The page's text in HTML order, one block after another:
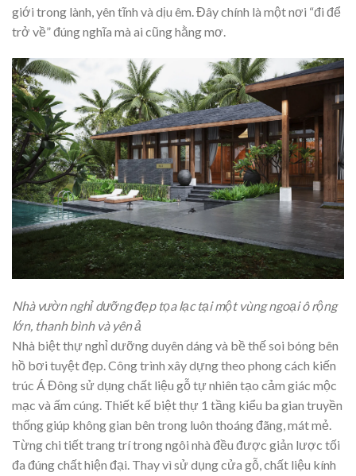
giới trong lành, yên tĩnh và dịu êm. Đây chính là một nơi “đi để
trở về” đúng nghĩa mà ai cũng hằng mơ.
Nhà vườn nghỉ dưỡng đẹp tọa lạc tại một vùng ngoại ô rộng
lớn, thanh bình và yên ả
Nhà biệt thự nghỉ dưỡng duyên dáng và bề thế soi bóng bên
hồ bơi tuyệt đẹp. Công trình xây dựng theo phong cách kiến
trúc Á Đông sử dụng chất liệu gỗ tự nhiên tạo cảm giác mộc
mạc và ấm cúng. Thiết kế biệt thự 1 tầng kiểu ba gian truyền
thống giúp không gian bên trong luôn thoáng đãng, mát mẻ.
Từng chi tiết trang trí trong ngôi nhà đều được giản lược tối
đa đúng chất hiện đại. Thay vì sử dụng cửa gỗ, chất liệu kính